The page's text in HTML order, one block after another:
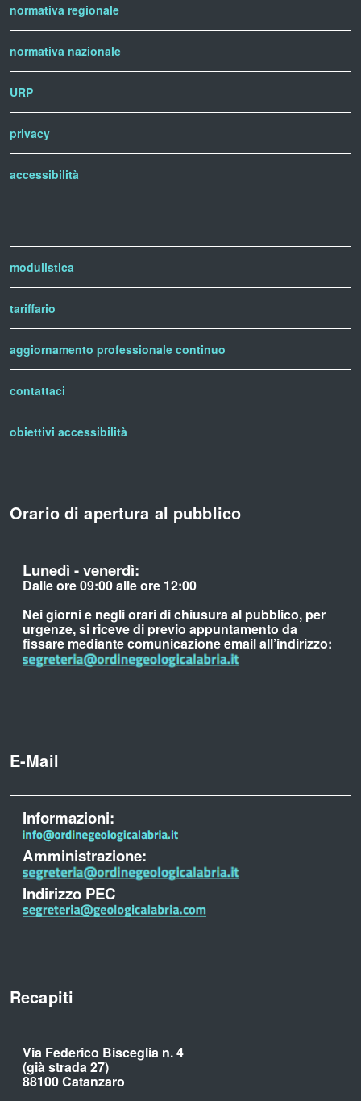
normativa regionale
normativa nazionale
URP
privacy
accessibilità
modulistica
tariffario
aggiornamento professionale continuo
contattaci
obiettivi accessibilità
Orario di apertura al pubblico
Lunedì - venerdì:
Dalle ore 09:00 alle ore 12:00
Nei giorni e negli orari di chiusura al pubblico, per
urgenze, si riceve di previo appuntamento da
fissare mediante comunicazione email all’indirizzo:
E-Mail
Informazioni:
Amministrazione:
Indirizzo PEC
Recapiti
Via Federico Bisceglia n. 4
(già strada 27)
88100 Catanzaro